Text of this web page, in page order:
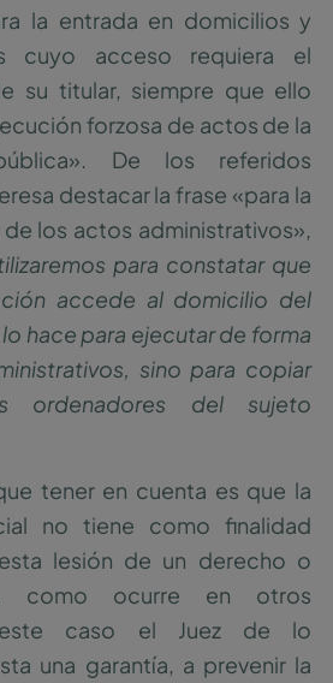
la entrada en domicilios y
cuyo acceso requiera el
su titular, siempre que ello
forzosa de actos de la
De los referidos
destacar la frase «para la
los actos administrativos»,
para constatar que
accede al domicilio del
hace para ejecutar de forma
sino para copiar
ordenadores del sujeto
tener en cuenta es que la
no tiene como finalidad
lesión de un derecho o
como ocurre en otros
este caso el Juez de lo
una garantía, a prevenir la